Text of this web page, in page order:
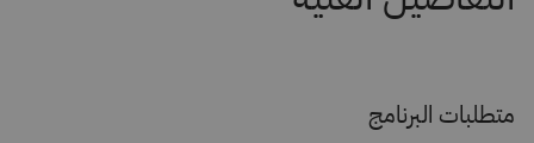
متطلبات البرنامج